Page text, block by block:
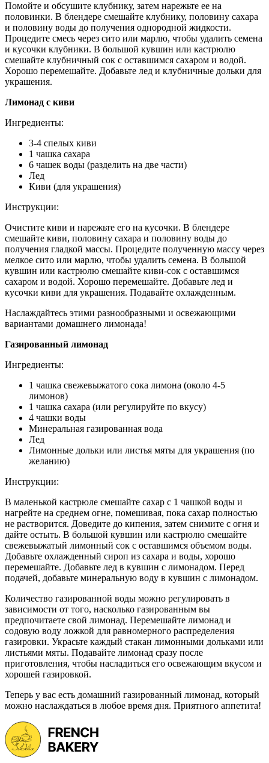
Помойте и обсушите клубнику, затем нарежьте ее на
половинки. В блендере смешайте клубнику, половину сахара
и половину воды до получения однородной жидкости.
Процедите смесь через сито или марлю, чтобы удалить семена
и кусочки клубники. В большой кувшин или кастрюлю
смешайте клубничный сок с оставшимся сахаром и водой.
Хорошо перемешайте. Добавьте лед и клубничные дольки для
украшения.
Лимонад с киви
Ингредиенты:
3-4 спелых киви
1 чашка сахара
6 чашек воды (разделить на две части)
Лед
Киви (для украшения)
Инструкции:
Очистите киви и нарежьте его на кусочки. В блендере
смешайте киви, половину сахара и половину воды до
получения гладкой массы. Процедите полученную массу через
мелкое сито или марлю, чтобы удалить семена. В большой
кувшин или кастрюлю смешайте киви-сок с оставшимся
сахаром и водой. Хорошо перемешайте. Добавьте лед и
кусочки киви для украшения. Подавайте охлажденным.
Наслаждайтесь этими разнообразными и освежающими
вариантами домашнего лимонада!
Газированный лимонад
Ингредиенты:
1 чашка свежевыжатого сока лимона (около 4-5
лимонов)
1 чашка сахара (или регулируйте по вкусу)
4 чашки воды
Минеральная газированная вода
Лед
Лимонные дольки или листья мяты для украшения (по
желанию)
Инструкции:
В маленькой кастрюле смешайте сахар с 1 чашкой воды и
нагрейте на среднем огне, помешивая, пока сахар полностью
не растворится. Доведите до кипения, затем снимите с огня и
дайте остыть. В большой кувшин или кастрюлю смешайте
свежевыжатый лимонный сок с оставшимся объемом воды.
Добавьте охлажденный сироп из сахара и воды, хорошо
перемешайте. Добавьте лед в кувшин с лимонадом. Перед
подачей, добавьте минеральную воду в кувшин с лимонадом.
Количество газированной воды можно регулировать в
зависимости от того, насколько газированным вы
предпочитаете свой лимонад. Перемешайте лимонад и
содовую воду ложкой для равномерного распределения
газировки. Украсьте каждый стакан лимонными дольками или
листьями мяты. Подавайте лимонад сразу после
приготовления, чтобы насладиться его освежающим вкусом и
хорошей газировкой.
Теперь у вас есть домашний газированный лимонад, который
можно наслаждаться в любое время дня. Приятного аппетита!